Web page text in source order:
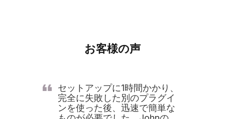
お客様の声
セットアップに1時間かかり、
完全に失敗した別のプラグイ
ンを使った後、迅速で簡単な